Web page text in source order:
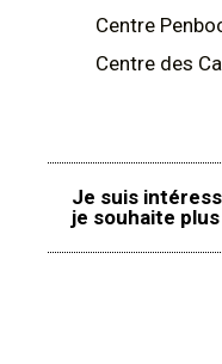
Centre
Centre des
Je suis
je souhaite